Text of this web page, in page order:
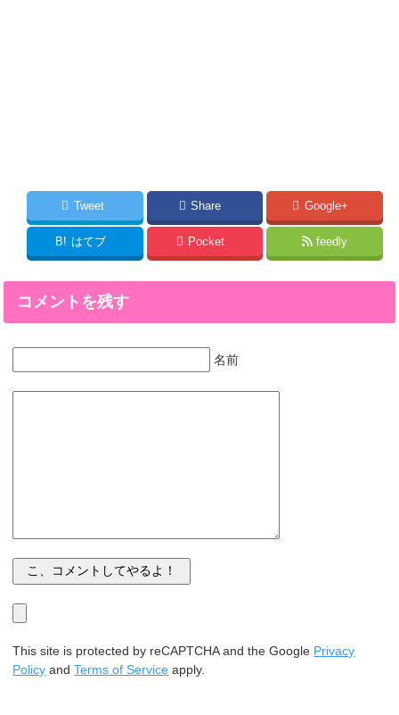
Tweet Share Google+
B! はてブ Pocket feedly
コメントを残す
名前
This site is protected by reCAPTCHA and the Google Privacy
Policy andTerms of Service apply.